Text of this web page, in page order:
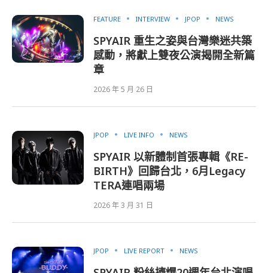
FEATURE INTERVIEW JPOP NEWS
SPYAIR 重生之姿與台灣樂迷共築
感動，將獻上雙夜公演揭開全新篇
章
2026 年 5 月 26 日
JPOP LIVE INFO NEWS
SPYAIR 以新體制首張專輯《RE-
BIRTH》回歸台北，6月Legacy
TERA連唱兩場
2026 年 3 月 31 日
JPOP LIVE REPORT NEWS